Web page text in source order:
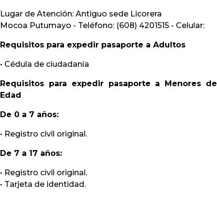
Lugar de Atención: Antiguo sede Licorera
Mocoa Putumayo - Teléfono: (608) 4201515 - Celular:
Requisitos para expedir pasaporte a Adultos
• Cédula de ciudadanía
Requisitos para expedir pasaporte a Menores de
Edad
De 0 a 7 años:
• Registro civil original.
De 7 a 17 años:
• Registro civil original.
• Tarjeta de identidad.